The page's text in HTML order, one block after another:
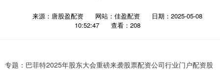
来源：唐股盈配资 网站：佳盈配资
日期：2025-05-08
10:52:47
查看：208
专题：巴菲特2025年股东大会重磅来袭股票配资公司行业门户配资股